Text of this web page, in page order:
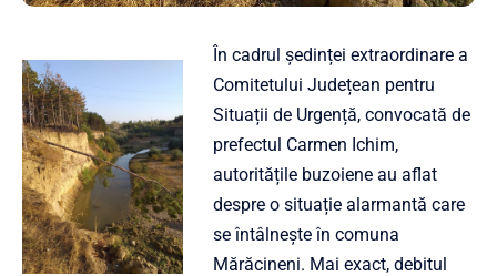
În cadrul ședinței extraordinare a
Comitetului Județean pentru
Situații de Urgență, convocată de
prefectul Carmen Ichim,
autoritățile buzoiene au aflat
despre o situație alarmantă care
se întâlnește în comuna
Mărăcineni. Mai exact, debitul